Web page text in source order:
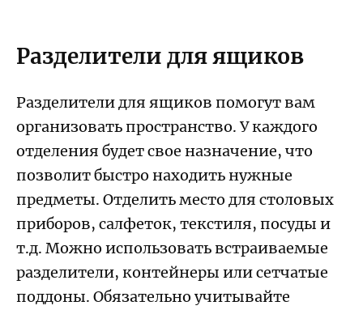
Разделители для ящиков
Разделители для ящиков помогут вам
организовать пространство. У каждого
отделения будет свое назначение, что
позволит быстро находить нужные
предметы. Отделить место для столовых
приборов, салфеток, текстиля, посуды и
т.д. Можно использовать встраиваемые
разделители, контейнеры или сетчатые
поддоны. Обязательно учитывайте